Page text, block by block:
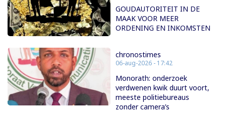
GOUDAUTORITEIT IN DE
MAAK VOOR MEER
ORDENING EN INKOMSTEN
chronostimes
06-aug-2026 - 17:42
Monorath: onderzoek
verdwenen kwik duurt voort,
meeste politiebureaus
zonder camera’s